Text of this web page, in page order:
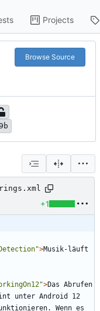
Projects
Browse Source
+1
>Musik-läuft
>Das Abrufen
unter Android 12
Wenn es